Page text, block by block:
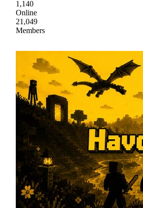
1,140
Online
21,049
Members